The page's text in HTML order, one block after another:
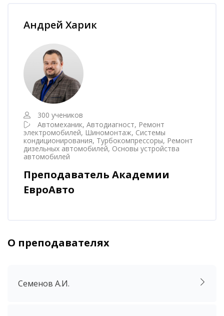
Андрей Харик
300 учеников
Автомеханик, Автодиагност, Ремонт
электромобилей, Шиномонтаж, Системы
кондиционирования, Турбокомпрессоры, Ремонт
дизельных автомобилей, Основы устройства
автомобилей
Преподаватель Академии
ЕвроАвто
Пропустить [Cocoon] Аккордеон
О преподавателях
Семенов А.И.